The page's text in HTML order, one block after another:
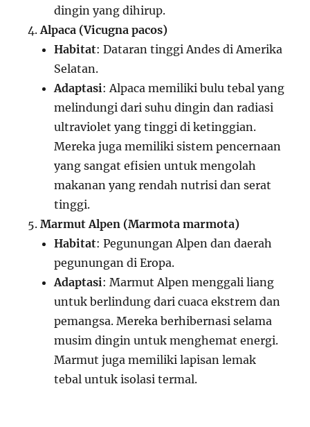
dingin yang dihirup.
Alpaca (Vicugna pacos)
Habitat: Dataran tinggi Andes di Amerika
Selatan.
Adaptasi: Alpaca memiliki bulu tebal yang
melindungi dari suhu dingin dan radiasi
ultraviolet yang tinggi di ketinggian.
Mereka juga memiliki sistem pencernaan
yang sangat efisien untuk mengolah
makanan yang rendah nutrisi dan serat
tinggi.
Marmut Alpen (Marmota marmota)
Habitat: Pegunungan Alpen dan daerah
pegunungan di Eropa.
Adaptasi: Marmut Alpen menggali liang
untuk berlindung dari cuaca ekstrem dan
pemangsa. Mereka berhibernasi selama
musim dingin untuk menghemat energi.
Marmut juga memiliki lapisan lemak
tebal untuk isolasi termal.